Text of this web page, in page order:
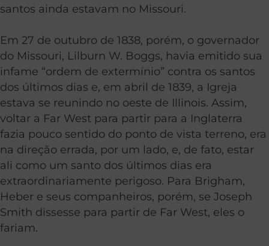
santos ainda estavam no Missouri.
Em 27 de outubro de 1838, porém, o governador
do Missouri, Lilburn W. Boggs, havia emitido sua
infame “ordem de extermínio” contra os santos
dos últimos dias e, em abril de 1839, a Igreja
estava se reunindo no oeste de Illinois. Assim,
voltar a Far West para partir para a Inglaterra
fazia pouco sentido do ponto de vista terreno, era
na direção errada, por um lado, e, de fato, estar
ali como um santo dos últimos dias era
extraordinariamente perigoso. Para Brigham,
Heber e seus companheiros, porém, se Joseph
Smith dissesse para partir de Far West, eles o
fariam.